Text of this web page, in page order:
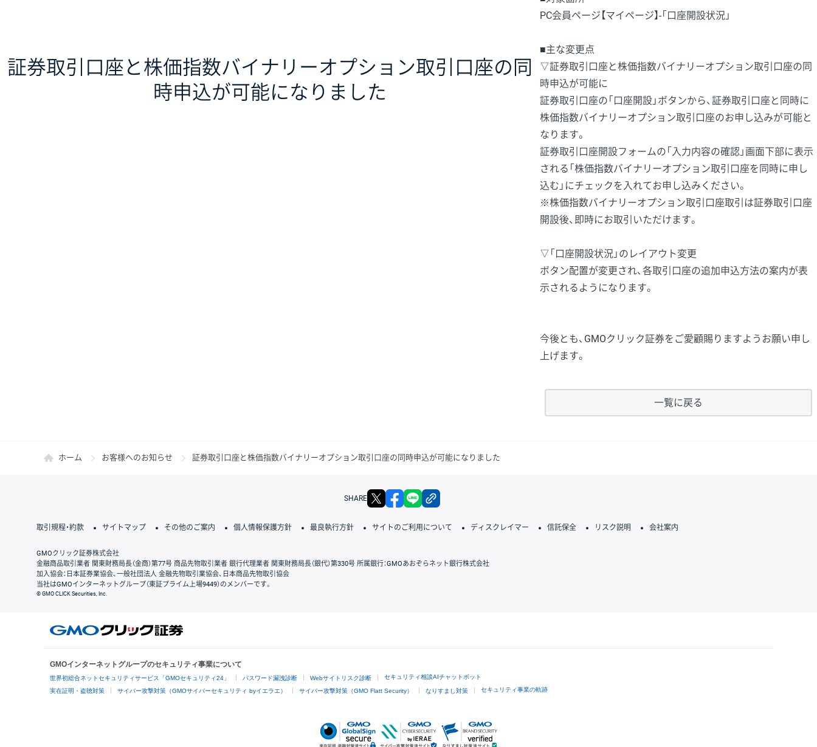
証券取引口座と株価指数バイナリーオプション取引口座の同
時申込が可能になりました
PC会員ページ【マイページ】-「口座開設状況」
■主な変更点
▽証券取引口座と株価指数バイナリーオプション取引口座の同
時申込が可能に
証券取引口座の「口座開設」ボタンから、証券取引口座と同時に
株価指数バイナリーオプション取引口座のお申し込みが可能と
なります。
証券取引口座開設フォームの「入力内容の確認」画面下部に表示
される「株価指数バイナリーオプション取引口座を同時に申し
込む」にチェックを入れてお申し込みください。
※株価指数バイナリーオプション取引口座取引は証券取引口座
開設後、即時にお取引いただけます。
▽「口座開設状況」のレイアウト変更
ボタン配置が変更され、各取引口座の追加申込方法の案内が表
示されるようになります。
今後とも、GMOクリック証券をご愛顧賜りますようお願い申し
上げます。
一覧に戻る
ホーム お客様へのお知らせ 証券取引口座と株価指数バイナリーオプション取引口座の同時申込が可能になりました
SHARE X facebook
取引規程・約款 サイトマップ その他のご案内 個人情報保護方針 最良執行方針 サイトのご利用について ディスクレイマー 信託保全 リスク説明 会社案内
GMOクリック証券株式会社
金融商品取引業者 関東財務局長（金商）第77号 商品先物取引業者 銀行代理業者 関東財務局長（銀代）第330号 所属銀行：GMOあおぞらネット銀行株式会社
加入協会：日本証券業協会、一般社団法人 金融先物取引業協会、日本商品先物取引協会
当社はGMOインターネットグループ（東証プライム上場9449）のメンバーです。
© GMO CLICK Securities, Inc.
GMOインターネットグループのセキュリティ事業について
世界初総合ネットセキュリティサービス「GMOセキュリティ24」 パスワード漏洩診断 Webサイトリスク診断 セキュリティ相談AIチャットボット
実在証明・盗聴対策 サイバー攻撃対策（GMOサイバーセキュリティ byイエラエ） サイバー攻撃対策（GMO Flatt Security） なりすまし対策 セキュリティ事業の軌跡